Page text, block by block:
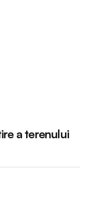
a terenului